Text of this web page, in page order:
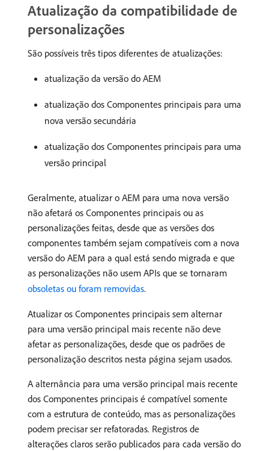
Atualização da compatibilidade de
personalizações
São possíveis três tipos diferentes de atualizações:
atualização da versão do AEM
atualização dos Componentes principais para uma
nova versão secundária
atualização dos Componentes principais para uma
versão principal
Geralmente, atualizar o AEM para uma nova versão
não afetará os Componentes principais ou as
personalizações feitas, desde que as versões dos
componentes também sejam compatíveis com a nova
versão do AEM para a qual está sendo migrada e que
as personalizações não usem APIs que se tornaram
obsoletas ou foram removidas.
Atualizar os Componentes principais sem alternar
para uma versão principal mais recente não deve
afetar as personalizações, desde que os padrões de
personalização descritos nesta página sejam usados.
A alternância para uma versão principal mais recente
dos Componentes principais é compatível somente
com a estrutura de conteúdo, mas as personalizações
podem precisar ser refatoradas. Registros de
alterações claros serão publicados para cada versão do